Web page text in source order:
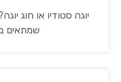
יוגה סטודיו או חוג
שמתאים